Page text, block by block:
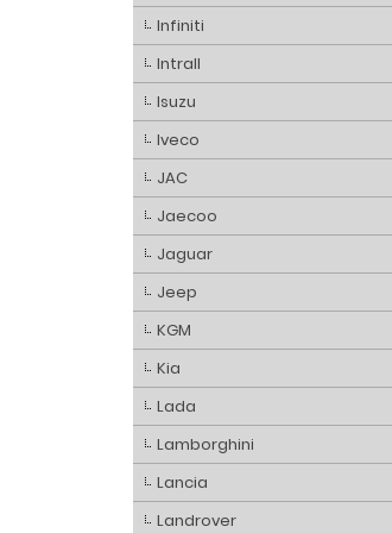
Infiniti
Intrall
Isuzu
Iveco
JAC
Jaecoo
Jaguar
Jeep
KGM
Kia
Lada
Lamborghini
Lancia
Landrover